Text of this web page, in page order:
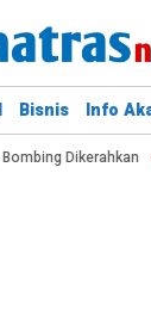
Bisnis Info
Dikerahkan